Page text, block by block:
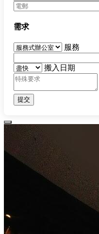
需求
服務
搬入日期
提交